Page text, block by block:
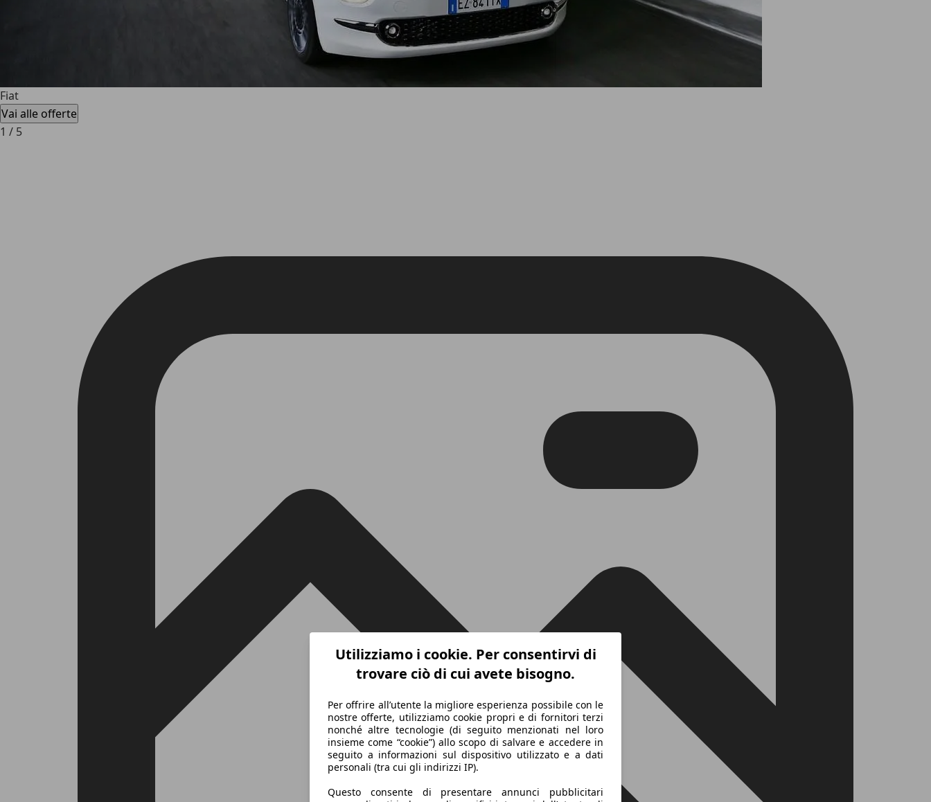
Fiat
Vai alle offerte
1 / 5
Utilizziamo i cookie. Per consentirvi di
trovare ciò di cui avete bisogno.
Per offrire all’utente la migliore esperienza possibile con le
nostre offerte, utilizziamo cookie propri e di fornitori terzi
nonché altre tecnologie (di seguito menzionati nel loro
insieme come “cookie”) allo scopo di salvare e accedere in
seguito a informazioni sul dispositivo utilizzato e a dati
personali (tra cui gli indirizzi IP).
Questo consente di presentare annunci pubblicitari